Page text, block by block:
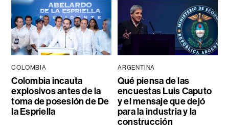
COLOMBIA
Colombia incauta
explosivos antes de la
toma de posesión de De
la Espriella
ARGENTINA
Qué piensa de las
encuestas Luis Caputo
y el mensaje que dejó
para la industria y la
construcción